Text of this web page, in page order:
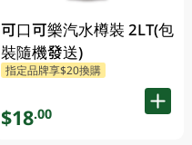
可口可樂汽水樽裝 2LT(包
裝隨機發送)
指定品牌享$20換購
$18.00